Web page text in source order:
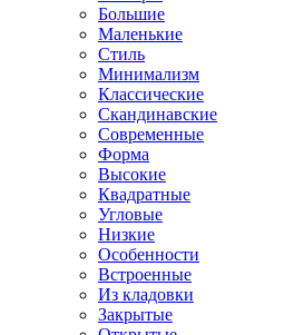
Большие
Маленькие
Стиль
Минимализм
Классические
Скандинавские
Современные
Форма
Высокие
Квадратные
Угловые
Низкие
Особенности
Встроенные
Из кладовки
Закрытые